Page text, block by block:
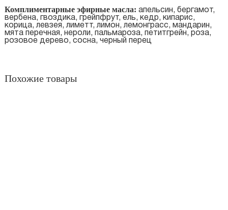
Комплиментарные эфирные масла: апельсин, бергамот,
вербена, гвоздика, грейпфрут, ель, кедр, кипарис,
корица, левзея, лиметт, лимон, лемонграсс, мандарин,
мята перечная, нероли, пальмароза, петитгрейн, роза,
розовое дерево, сосна, черный перец
Похожие товары